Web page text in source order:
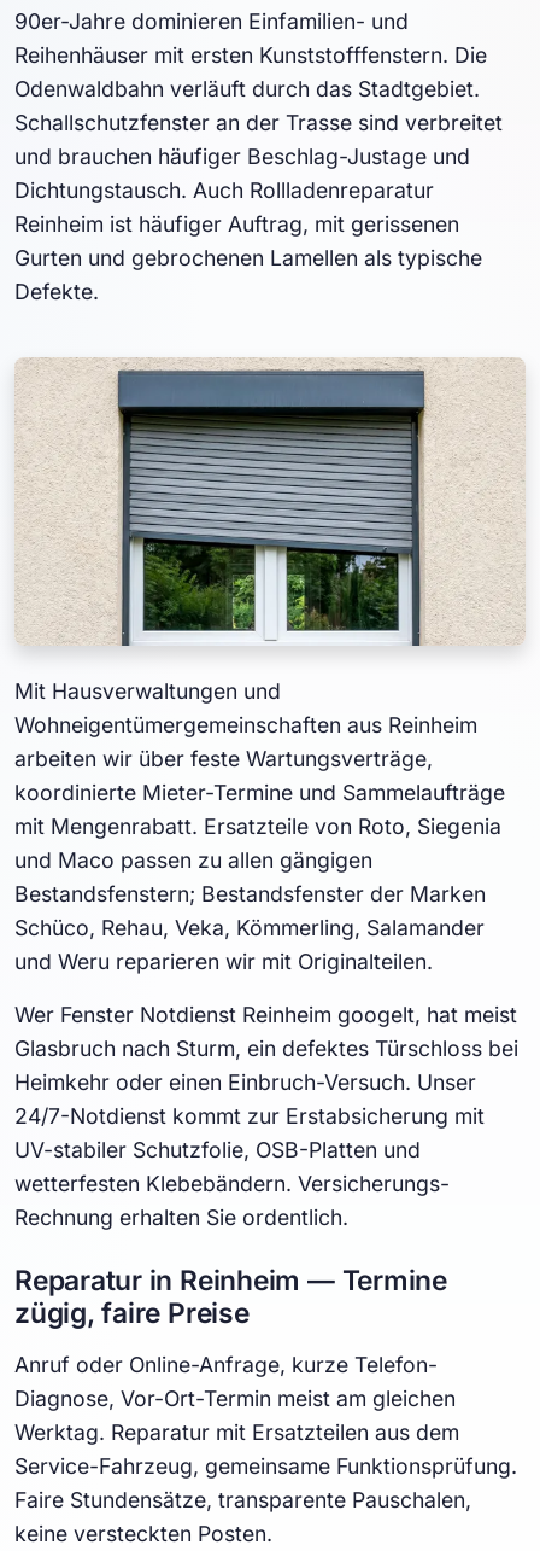
90er-Jahre dominieren Einfamilien- und
Reihenhäuser mit ersten Kunststofffenstern. Die
Odenwaldbahn verläuft durch das Stadtgebiet.
Schallschutzfenster an der Trasse sind verbreitet
und brauchen häufiger Beschlag-Justage und
Dichtungstausch. Auch Rollladenreparatur
Reinheim ist häufiger Auftrag, mit gerissenen
Gurten und gebrochenen Lamellen als typische
Defekte.
Mit Hausverwaltungen und
Wohneigentümergemeinschaften aus Reinheim
arbeiten wir über feste Wartungsverträge,
koordinierte Mieter-Termine und Sammelaufträge
mit Mengenrabatt. Ersatzteile von Roto, Siegenia
und Maco passen zu allen gängigen
Bestandsfenstern; Bestandsfenster der Marken
Schüco, Rehau, Veka, Kömmerling, Salamander
und Weru reparieren wir mit Originalteilen.
Wer Fenster Notdienst Reinheim googelt, hat meist
Glasbruch nach Sturm, ein defektes Türschloss bei
Heimkehr oder einen Einbruch-Versuch. Unser
24/7-Notdienst kommt zur Erstabsicherung mit
UV-stabiler Schutzfolie, OSB-Platten und
wetterfesten Klebebändern. Versicherungs-
Rechnung erhalten Sie ordentlich.
Reparatur in Reinheim — Termine
zügig, faire Preise
Anruf oder Online-Anfrage, kurze Telefon-
Diagnose, Vor-Ort-Termin meist am gleichen
Werktag. Reparatur mit Ersatzteilen aus dem
Service-Fahrzeug, gemeinsame Funktionsprüfung.
Faire Stundensätze, transparente Pauschalen,
keine versteckten Posten.